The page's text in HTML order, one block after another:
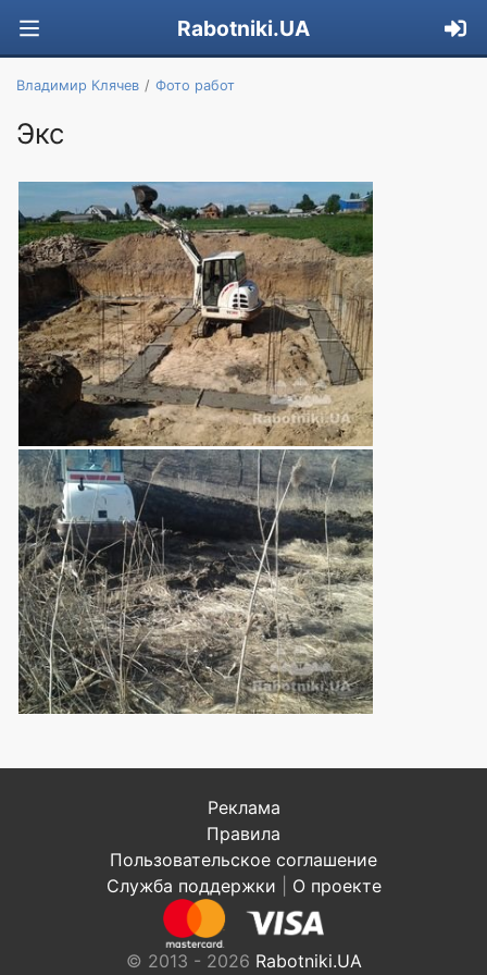
Rabotniki.UA
Владимир Клячев Фото работ
Экс
Реклама
Правила
Пользовательское соглашение
Служба поддержки
О проекте
© 2013 - 2026 Rabotniki.UA